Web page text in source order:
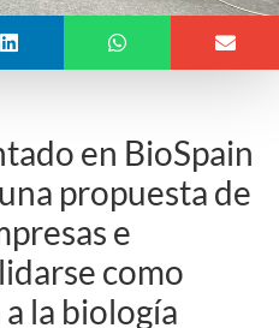
en BioSpain
propuesta de
e
como
la biología